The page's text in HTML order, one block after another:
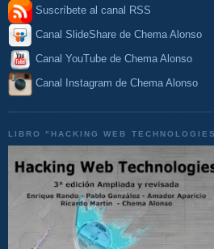
Suscríbete al canal RSS
Canal SlideShare de Chema Alonso
Canal YouTube de Chema Alonso
Canal Instagram de Chema Alonso
LIBRO "HACKING WEB